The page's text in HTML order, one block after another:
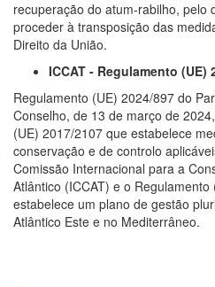
recuperação do atum-rabilho, pelo
proceder à transposição das
Direito da União.
ICCAT - Regulamento (UE)
Regulamento (UE) 2024/897 do
Conselho, de 13 de março de
(UE) 2017/2107 que estabelece
conservação e de controlo
Comissão Internacional para a
Atlântico (ICCAT) e o
estabelece um plano de gestão
Atlântico Este e no Mediterrâneo.